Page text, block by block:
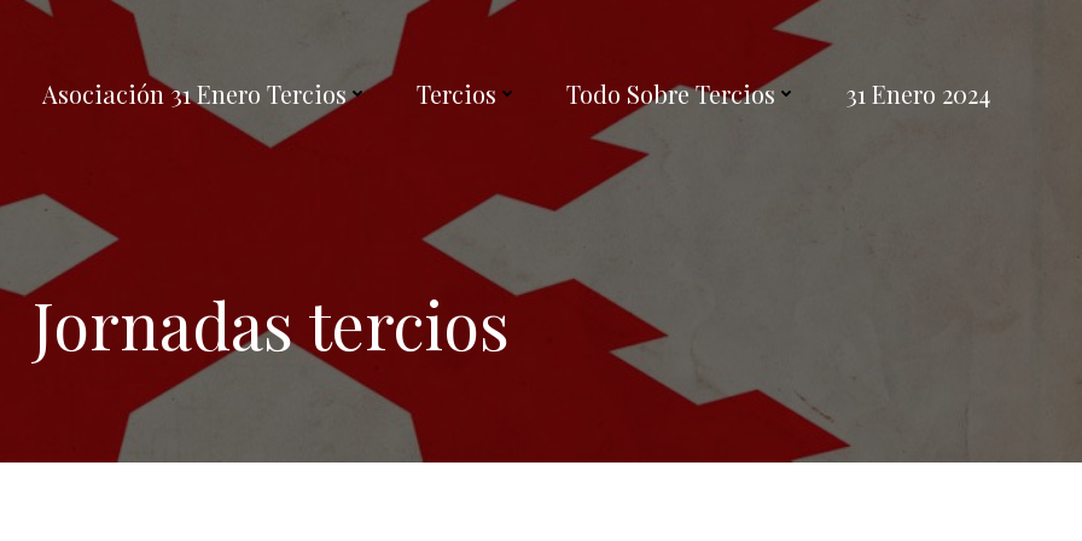
Asociación 31 Enero Tercios Tercios Todo Sobre Tercios 31 Enero 2024
Jornadas tercios